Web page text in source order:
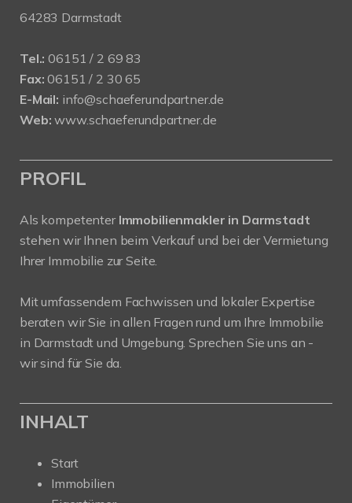
64283 Darmstadt
Tel.: 06151 / 2 69 83
Fax: 06151 / 2 30 65
E-Mail: info@schaeferundpartner.de
Web: www.schaeferundpartner.de
PROFIL
Als kompetenter Immobilienmakler in Darmstadt
stehen wir Ihnen beim Verkauf und bei der Vermietung
Ihrer Immobilie zur Seite.
Mit umfassendem Fachwissen und lokaler Expertise
beraten wir Sie in allen Fragen rund um Ihre Immobilie
in Darmstadt und Umgebung. Sprechen Sie uns an -
wir sind für Sie da.
INHALT
Start
Immobilien